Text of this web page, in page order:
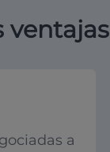
ventajas
a